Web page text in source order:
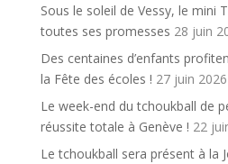
Sous le soleil de Vessy, le mini
toutes ses promesses 28 juin
Des centaines d’enfants
la Fête des écoles ! 27 juin 2026
Le week-end du tchoukball de
réussite totale à Genève ! 22
Le tchoukball sera présent à la